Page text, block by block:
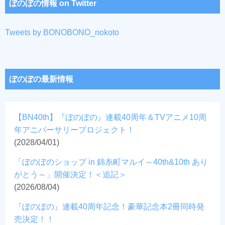
ぼのぼの情報 on Twitter
Tweets by BONOBONO_nokoto
ぼのぼの最新情報
【BN40th】『ぼのぼの』連載40周年＆TVアニメ10周
年アニバーサリープロジェクト！
(2028/04/01)
「ぼのぼのショップ in 錦糸町マルイ～40th&10th あり
がとう～」開催決定！＜追記＞
(2026/08/04)
『ぼのぼの』連載40周年記念！豪華記念本2冊同時発
売決定！！